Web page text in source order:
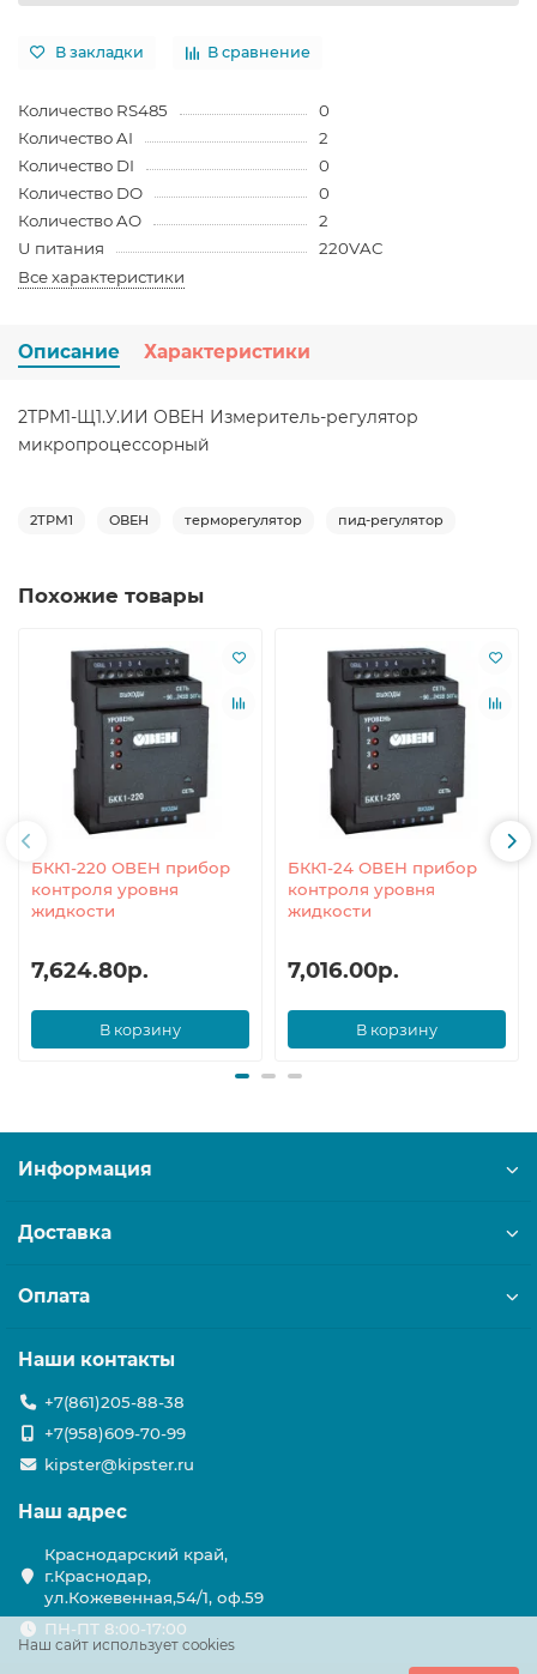
В закладки В сравнение
Количество RS485
0
Количество AI
2
Количество DI
0
Количество DO
0
Количество AO
2
U питания
220VAC
Все характеристики
Описание Характеристики
2ТРМ1-Щ1.У.ИИ ОВЕН Измеритель-регулятор
микропроцессорный
2ТРМ1 ОВЕН терморегулятор пид-регулятор
Похожие товары
БКК1-220 ОВЕН прибор
контроля уровня
жидкости
7,624.80р.
В корзину
БКК1-24 ОВЕН прибор
контроля уровня
жидкости
7,016.00р.
В корзину
Наш сайт использует cookies
Информация
Доставка
Оплата
Наши контакты
+7(861)205-88-38
+7(958)609-70-99
kipster@kipster.ru
Наш адрес
Краснодарский край,
г.Краснодар,
ул.Кожевенная,54/1, оф.59
ПН-ПТ 8:00-17:00